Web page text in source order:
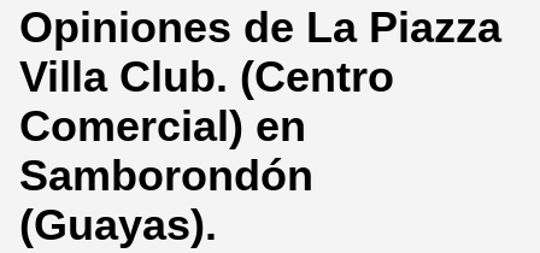
Opiniones de La Piazza
Villa Club. (Centro
Comercial) en
Samborondón
(Guayas).